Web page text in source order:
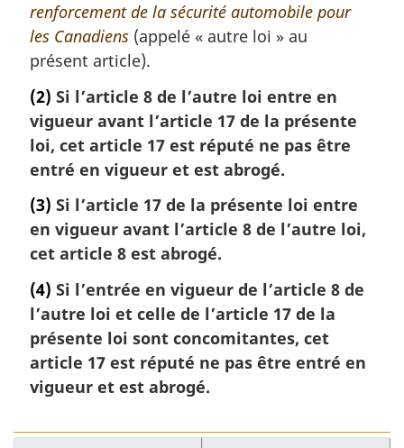
g
i
n
l
e
:
renforcement de la sécurité automobile pour
les Canadiens (appelé « autre loi » au
présent article).
(2) Si l’article 8 de l’autre loi entre en
vigueur avant l’article 17 de la présente
loi, cet article 17 est réputé ne pas être
entré en vigueur et est abrogé.
(3) Si l’article 17 de la présente loi entre
en vigueur avant l’article 8 de l’autre loi,
cet article 8 est abrogé.
(4) Si l’entrée en vigueur de l’article 8 de
l’autre loi et celle de l’article 17 de la
présente loi sont concomitantes, cet
article 17 est réputé ne pas être entré en
vigueur et est abrogé.